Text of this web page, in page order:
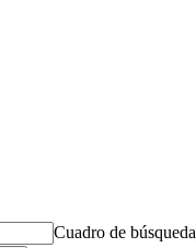
Cuadro de búsqueda